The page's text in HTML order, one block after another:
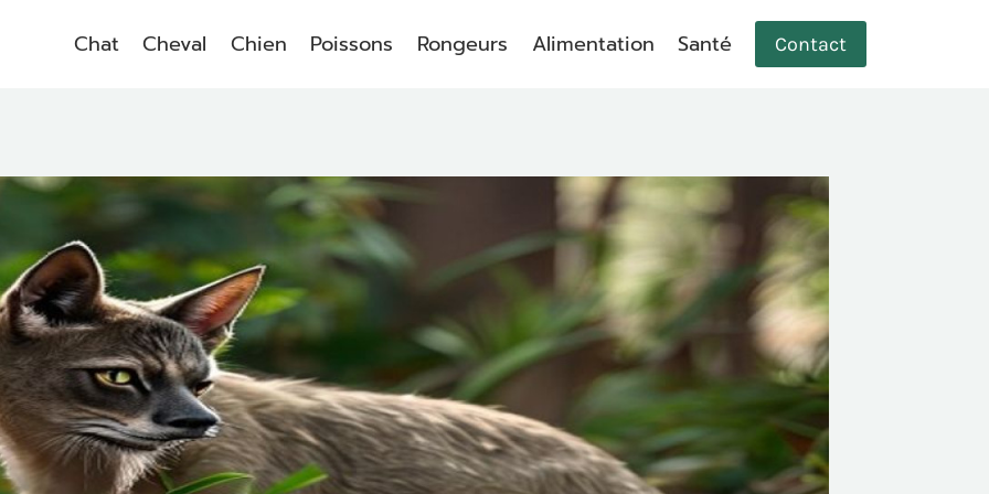
Chat Cheval Chien Poissons Rongeurs Alimentation Santé Contact